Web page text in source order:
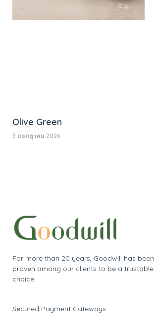
Olive Green
3 กรกฎาคม 2026
For more than 20 years, Goodwill has been
proven among our clients to be a trustable
choice.
Secured Payment Gateways